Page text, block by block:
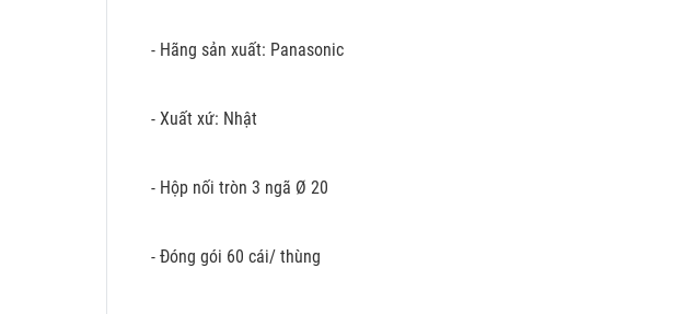
- Hãng sản xuất: Panasonic
- Xuất xứ: Nhật
- Hộp nối tròn 3 ngã Ø 20
- Đóng gói 60 cái/ thùng